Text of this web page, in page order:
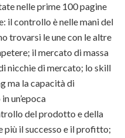
nelle prime 100 pagine
il controllo è nelle mani del
trovarsi le une con le altre
il mercato di massa
nicchie di mercato; lo skill
ma la capacità di
un’epoca
del prodotto e della
più il successo e il profitto;